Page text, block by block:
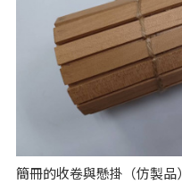
簡冊的收卷與懸掛（仿製品）